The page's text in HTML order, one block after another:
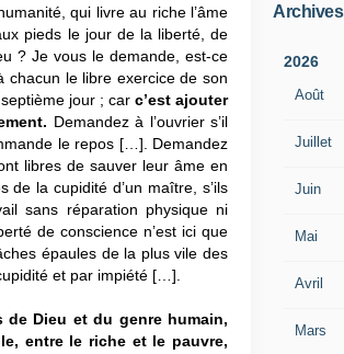
qui livre au riche l’âme
pieds le jour de la liberté, de
? Je vous le demande, est-ce
chacun le libre exercice de son
jour ; car c’est ajouter
Demandez à l’ouvrier s’il
le repos […]. Demandez
libres de sauver leur âme en
la cupidité d’un maître, s’ils
sans réparation physique ni
de conscience n’est ici que
épaules de la plus vile des
et par impiété […].
de Dieu et du genre humain,
entre le riche et le pauvre,
Archives
2026
Août
Juillet
Juin
Mai
Avril
Mars